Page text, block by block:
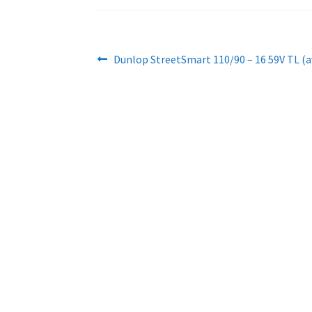
Navigation
Article
Dunlop StreetSmart 110/90 – 16 59V TL